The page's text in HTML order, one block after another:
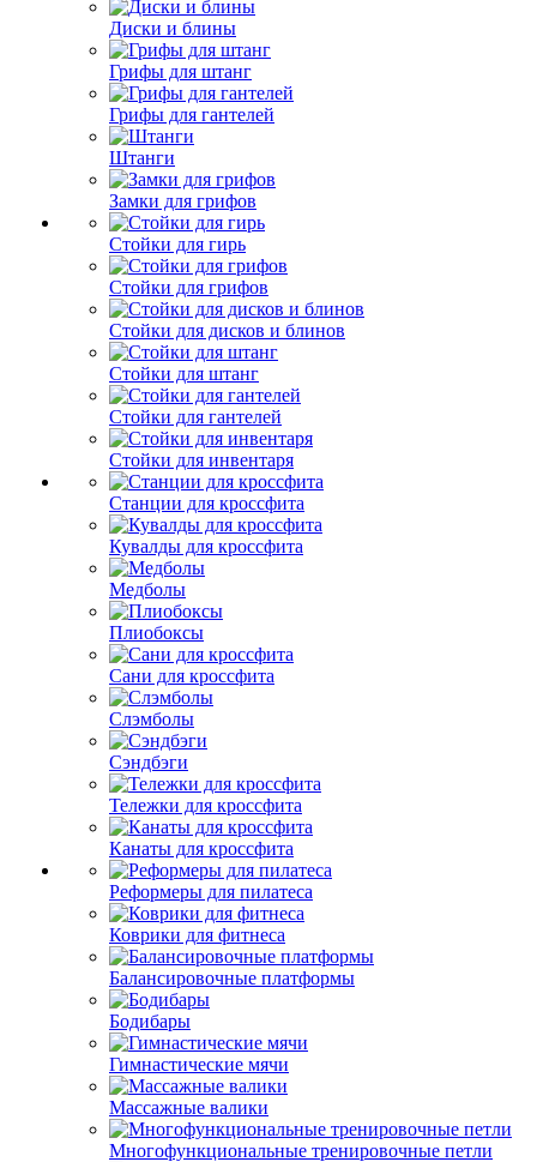
Диски и блины
Грифы для штанг
Грифы для гантелей
Штанги
Замки для грифов
Стойки для гирь
Стойки для грифов
Стойки для дисков и блинов
Стойки для штанг
Стойки для гантелей
Стойки для инвентаря
Станции для кроссфита
Кувалды для кроссфита
Медболы
Плиобоксы
Сани для кроссфита
Слэмболы
Сэндбэги
Тележки для кроссфита
Канаты для кроссфита
Реформеры для пилатеса
Коврики для фитнеса
Балансировочные платформы
Бодибары
Гимнастические мячи
Массажные валики
Многофункциональные тренировочные петли